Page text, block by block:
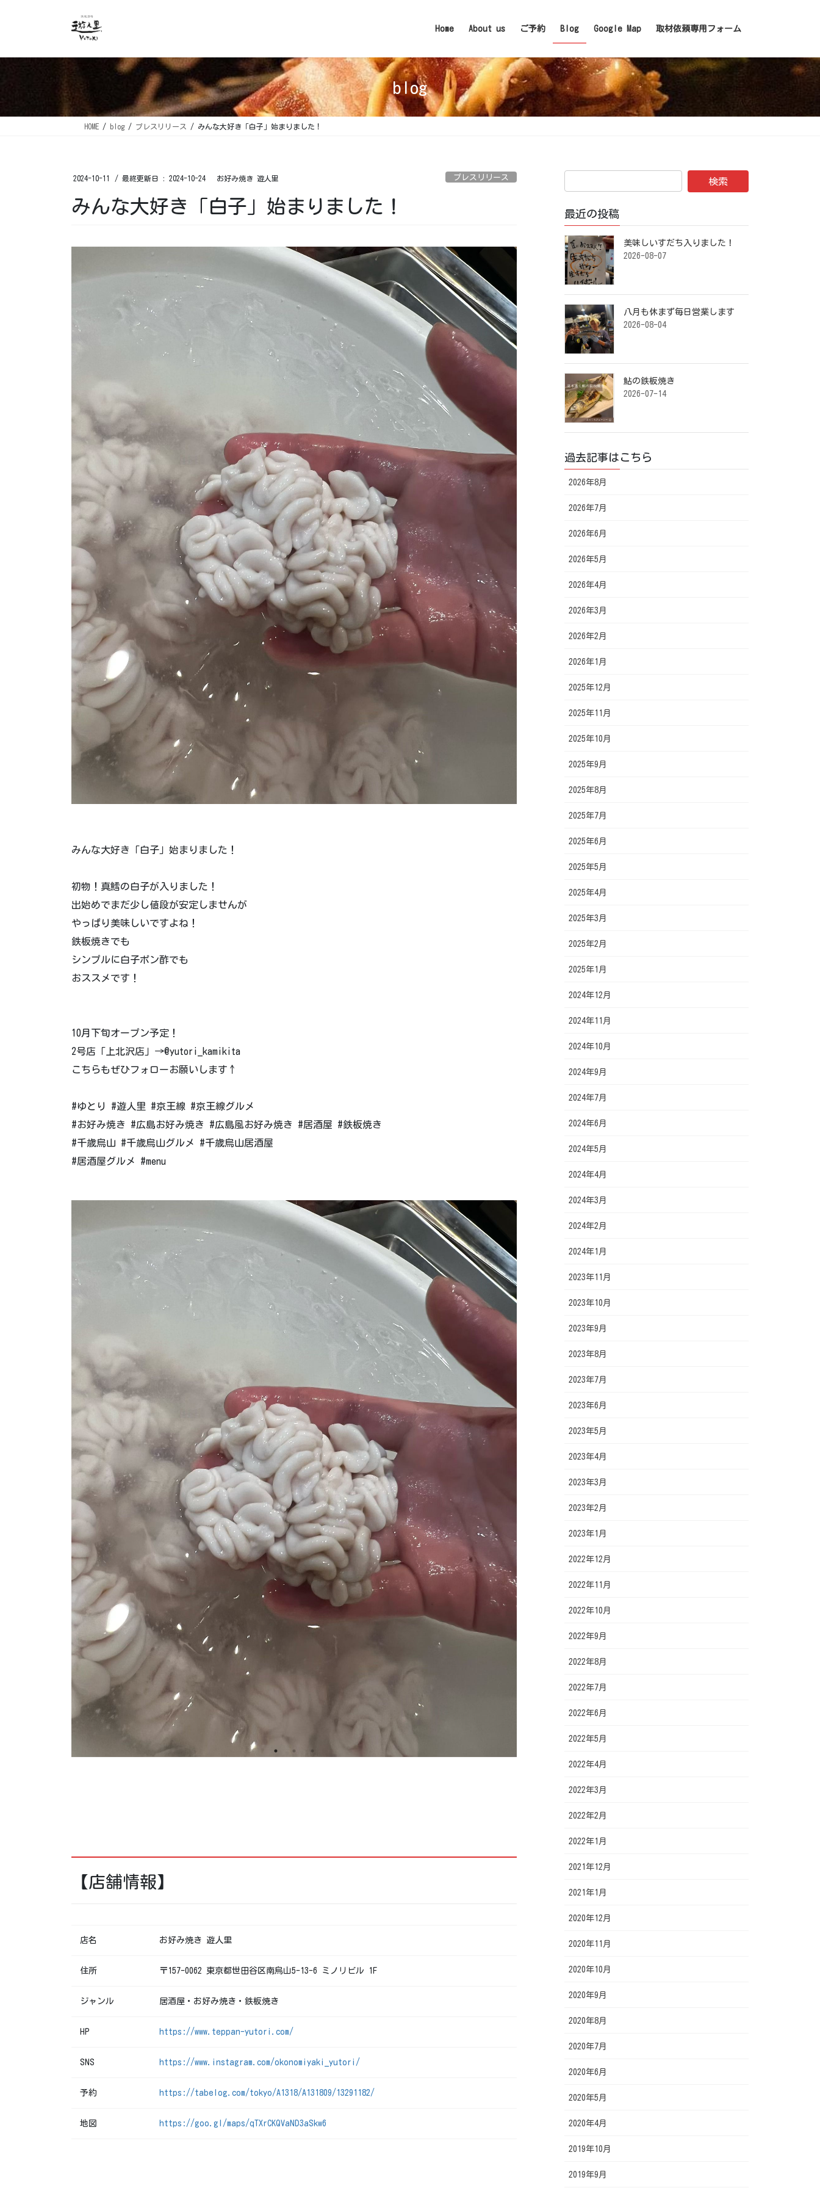
Home About us ご予約 Blog Google Map 取材依頼専用フォーム
blog
HOME blog プレスリリース みんな大好き「白子」始まりました！ ⁡
2024-10-11 / 最終更新日 : 2024-10-24 お好み焼き 遊人里 プレスリリース
みんな大好き「白子」始まりました！ ⁡
みんな大好き「白子」始まりました！
初物！真鱈の白子が入りました！
出始めでまだ少し値段が安定しませんが
やっぱり美味しいですよね！
鉄板焼きでも
シンプルに白子ポン酢でも
おススメです！
10月下旬オープン予定！
2号店「上北沢店」→@yutori_kamikita
こちらもぜひフォローお願いします↑
#ゆとり #遊人里 #京王線 #京王線グルメ
#お好み焼き #広島お好み焼き #広島風お好み焼き #居酒屋 #鉄板焼き
#千歳烏山 #千歳烏山グルメ #千歳烏山居酒屋
#居酒屋グルメ #menu
【店舗情報】
店名 お好み焼き 遊人里
住所 〒157-0062 東京都世田谷区南烏山5-13-6 ミノリビル 1F
ジャンル 居酒屋・お好み焼き・鉄板焼き
HP https://www.teppan-yutori.com/
SNS https://www.instagram.com/okonomiyaki_yutori/
予約 https://tabelog.com/tokyo/A1318/A131809/13291182/
地図 https://goo.gl/maps/qTXrCKQVaND3aSkw6
最近の投稿
美味しいすだち入りました！ ⁡
2026-08-07
八月も休まず毎日営業します️ ⁡
2026-08-04
鮎の鉄板焼き ⁡
2026-07-14
過去記事はこちら
2026年8月
2026年7月
2026年6月
2026年5月
2026年4月
2026年3月
2026年2月
2026年1月
2025年12月
2025年11月
2025年10月
2025年9月
2025年8月
2025年7月
2025年6月
2025年5月
2025年4月
2025年3月
2025年2月
2025年1月
2024年12月
2024年11月
2024年10月
2024年9月
2024年7月
2024年6月
2024年5月
2024年4月
2024年3月
2024年2月
2024年1月
2023年11月
2023年10月
2023年9月
2023年8月
2023年7月
2023年6月
2023年5月
2023年4月
2023年3月
2023年2月
2023年1月
2022年12月
2022年11月
2022年10月
2022年9月
2022年8月
2022年7月
2022年6月
2022年5月
2022年4月
2022年3月
2022年2月
2022年1月
2021年12月
2021年1月
2020年12月
2020年11月
2020年10月
2020年9月
2020年8月
2020年7月
2020年6月
2020年5月
2020年4月
2019年10月
2019年9月